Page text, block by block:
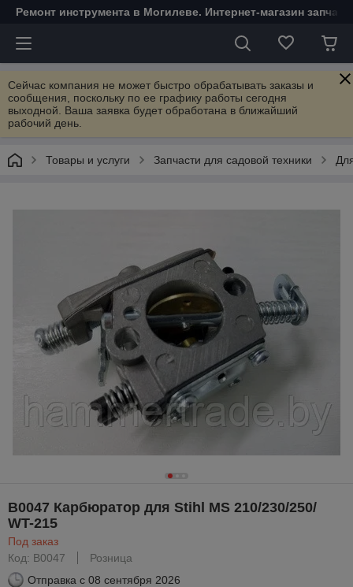
Ремонт инструмента в Могилеве. Интернет-магазин
Сейчас компания не может быстро обрабатывать заказы и
сообщения, поскольку по ее графику работы сегодня
выходной. Ваша заявка будет обработана в ближайший
рабочий день.
Товары и услуги Запчасти для садовой техники
B0047 Карбюратор для Stihl MS 210/230/250/
WT-215
Под заказ
Код: B0047
Розница
Отправка с 08 сентября 2026